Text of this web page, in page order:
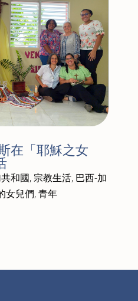
在「耶穌之女
和國,宗教生活, 巴西-加
女兒們,青年